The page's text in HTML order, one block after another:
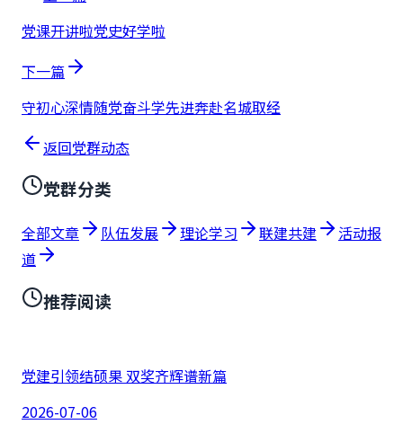
党课开讲啦党史好学啦
下一篇
守初心深情随党奋斗学先进奔赴名城取经
返回党群动态
党群分类
全部文章 队伍发展 理论学习 联建共建
活动报
道
推荐阅读
党建引领结硕果 双奖齐辉谱新篇
2026-07-06